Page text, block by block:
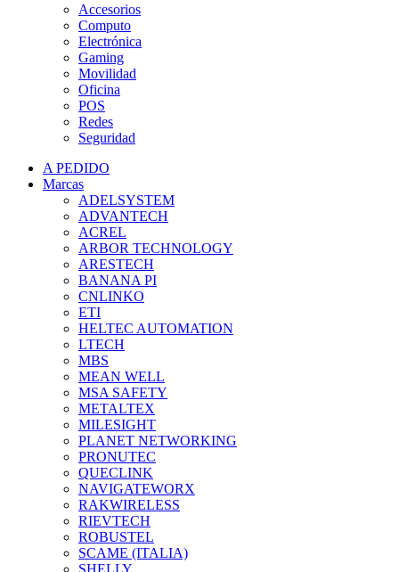
Accesorios
Computo
Electrónica
Gaming
Movilidad
Oficina
POS
Redes
Seguridad
A PEDIDO
Marcas
ADELSYSTEM
ADVANTECH
ACREL
ARBOR TECHNOLOGY
ARESTECH
BANANA PI
CNLINKO
ETI
HELTEC AUTOMATION
LTECH
MBS
MEAN WELL
MSA SAFETY
METALTEX
MILESIGHT
PLANET NETWORKING
PRONUTEC
QUECLINK
NAVIGATEWORX
RAKWIRELESS
RIEVTECH
ROBUSTEL
SCAME (ITALIA)
SHELLY